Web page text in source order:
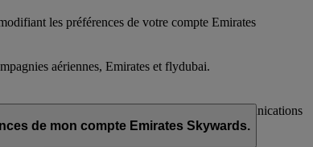
les préférences de votre compte Emirates
aériennes, Emirates et flydubai.
flydubai. Vos préférences en matière de communications
de mon compte Emirates Skywards.